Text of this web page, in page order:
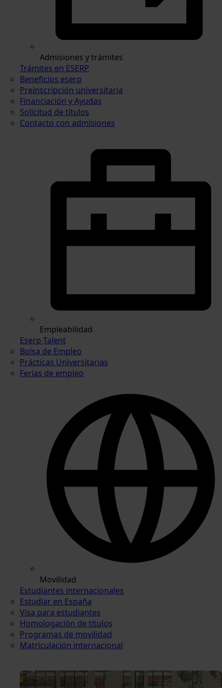
Admisiones y trámites
Trámites en ESERP
Beneficios eserp
Preinscripción universitaria
Financiación y Ayudas
Solicitud de títulos
Contacto con admisiones
Empleabilidad
Eserp Talent
Bolsa de Empleo
Prácticas Universitarias
Ferias de empleo
Movilidad
Estudiantes internacionales
Estudiar en España
Visa para estudiantes
Homologación de títulos
Programas de movilidad
Matriculación internacional